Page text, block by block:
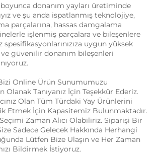
boyunca donanım yayları üretiminde
ve şu anda ispatlanmış teknolojiye,
parçalarına, hassas damgalama
işlenmiş parçalara ve bileşenlere
spesifikasyonlarınızıza uygun yüksek
ve güvenilir donanım bileşenleri
Online Ürün Sunumumuzu
Tanıyanız İçin Teşekkür Ederiz.
Olan Tüm Türdaki Yay Ürünlerini
Etmek İçin Kapasitemiz Bulunmaktadır.
Zaman Alıcı Olabiliriz. Siparişi Bir
Sadece Gelecek Hakkında Herhangi
Lütfen Bize Ulaşın ve Her Zaman
Bildirmek İstiyoruz.